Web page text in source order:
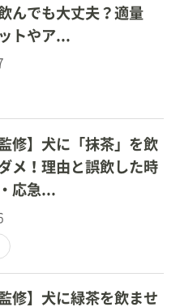
んでも大丈夫？適量
トやア...
修】犬に「抹茶」を飲
メ！理由と誤飲した時
応急...
修】犬に緑茶を飲ませ